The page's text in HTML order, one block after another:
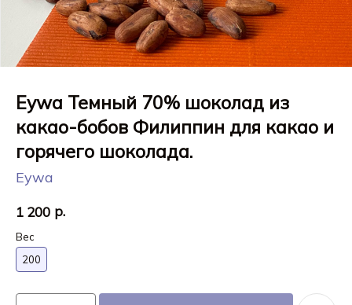
Eywa Темный 70% шоколад из
какао-бобов Филиппин для какао и
горячего шоколада.
Eywa
1 200 р.
Вес
200